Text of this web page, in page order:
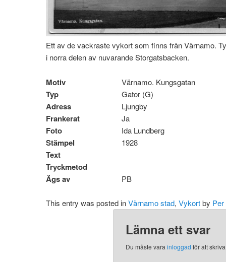
Ett av de vackraste vykort som finns från Värnamo.
i norra delen av nuvarande Storgatsbacken.
Motiv Värnamo. Kungsgatan
Typ Gator (G)
Adress Ljungby
Frankerat Ja
Foto Ida Lundberg
Stämpel 1928
Text
Tryckmetod
Ägs av
PB
This entry was posted inVärnamo stad, Vykortby
Lämna ett svar
Du måste varainloggad för att